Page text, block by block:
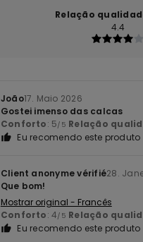
Relação
4.4
João17. Maio 2026
Gostei imenso das calcas
Conforto: 5/5 Relação
Eu recomendo este produto
Client anonyme vérifié28.
Que bom!
Mostrar original - Francês
Conforto: 4/5 Relação
Eu recomendo este produto